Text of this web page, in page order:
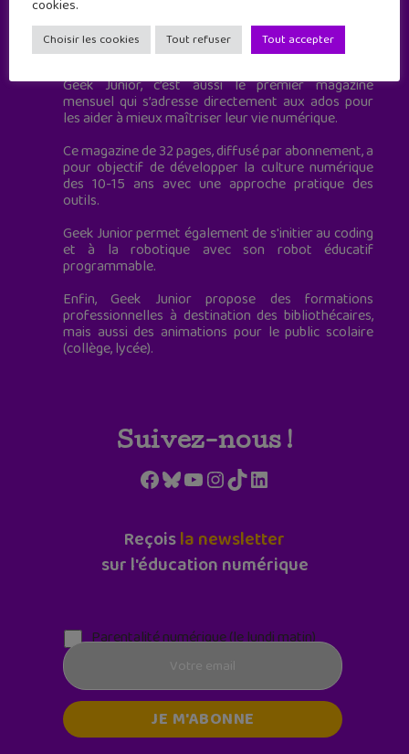
Geek Junior est le premier site de culture numérique
à destination des adolescents.
Geek Junior, c’est aussi le premier magazine
mensuel qui s’adresse directement aux ados pour
les aider à mieux maîtriser leur vie numérique.
Ce magazine de 32 pages, diffusé par abonnement, a
pour objectif de développer la culture numérique
des 10-15 ans avec une approche pratique des
outils.
Geek Junior permet également de s'initier au coding
et à la robotique avec son robot éducatif
programmable.
Enfin, Geek Junior propose des formations
professionnelles à destination des bibliothécaires,
mais aussi des animations pour le public scolaire
(collège, lycée).
Suivez-nous !
Facebook
Bluesky
YouTube
Instagram
TikTokLinkedIn
Reçoisla newsletter
sur l'éducation numérique
Parentalité numérique (le lundi matin)
cookies.
Choisir les cookies Tout refuser Tout accepter